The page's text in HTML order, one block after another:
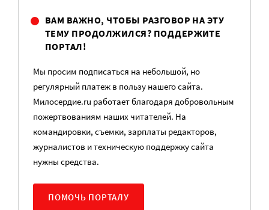
ВАМ ВАЖНО, ЧТОБЫ РАЗГОВОР НА ЭТУ
ТЕМУ ПРОДОЛЖИЛСЯ? ПОДДЕРЖИТЕ
ПОРТАЛ!
Мы просим подписаться на небольшой, но
регулярный платеж в пользу нашего сайта.
Милосердие.ru работает благодаря добровольным
пожертвованиям наших читателей. На
командировки, съемки, зарплаты редакторов,
журналистов и техническую поддержку сайта
нужны средства.
ПОМОЧЬ ПОРТАЛУ